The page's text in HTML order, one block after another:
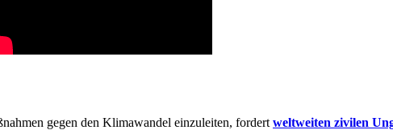
gegen den Klimawandel einzuleiten, fordert weltweiten zivilen